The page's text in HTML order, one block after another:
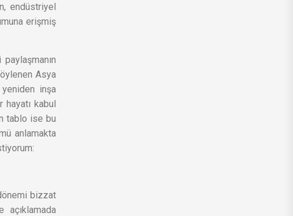
endüstriyel
erişmiş
Asya
inşa
kabul
tablo ise bu
anlamakta
bizzat
açıklamada